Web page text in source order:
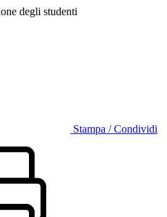
degli studenti
Stampa / Condividi